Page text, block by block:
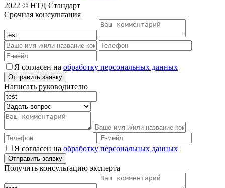
2022 © НТД Стандарт
Срочная консультация
Я согласен на обработку персональных данных
Написать руководителю
Я согласен на обработку персональных данных
Получить консультацию эксперта